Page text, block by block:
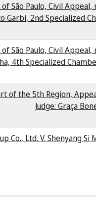
São Paulo, Civil
Garbi, 2nd Specialized
São Paulo, Civil
4th Specialized
of the 5th Region,
Judge: Graça
Co., Ltd. V. Shenyang